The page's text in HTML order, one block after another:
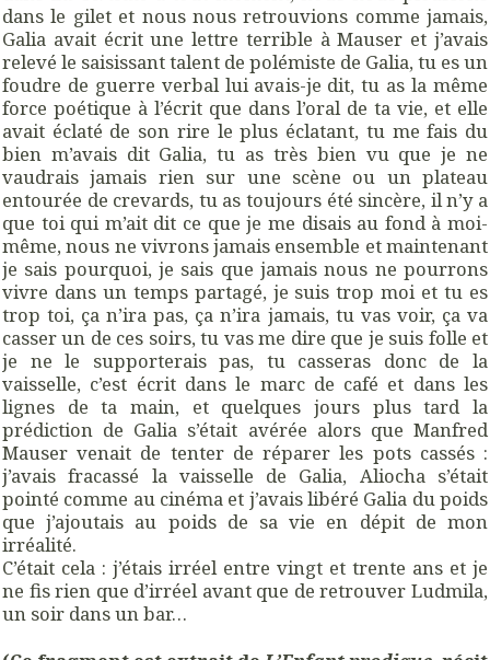
dans le gilet et nous nous retrouvions comme jamais,
Galia avait écrit une lettre terrible à Mauser et j’avais
relevé le saisissant talent de polémiste de Galia, tu es un
foudre de guerre verbal lui avais-je dit, tu as la même
force poétique à l’écrit que dans l’oral de ta vie, et elle
avait éclaté de son rire le plus éclatant, tu me fais du
bien m’avais dit Galia, tu as très bien vu que je ne
vaudrais jamais rien sur une scène ou un plateau
entourée de crevards, tu as toujours été sincère, il n’y a
que toi qui m’ait dit ce que je me disais au fond à moi-
même, nous ne vivrons jamais ensemble et maintenant
je sais pourquoi, je sais que jamais nous ne pourrons
vivre dans un temps partagé, je suis trop moi et tu es
trop toi, ça n’ira pas, ça n’ira jamais, tu vas voir, ça va
casser un de ces soirs, tu vas me dire que je suis folle et
je ne le supporterais pas, tu casseras donc de la
vaisselle, c’est écrit dans le marc de café et dans les
lignes de ta main, et quelques jours plus tard la
prédiction de Galia s’était avérée alors que Manfred
Mauser venait de tenter de réparer les pots cassés :
j’avais fracassé la vaisselle de Galia, Aliocha s’était
pointé comme au cinéma et j’avais libéré Galia du poids
que j’ajoutais au poids de sa vie en dépit de mon
irréalité.
C’était cela : j’étais irréel entre vingt et trente ans et je
ne fis rien que d’irréel avant que de retrouver Ludmila,
un soir dans un bar…